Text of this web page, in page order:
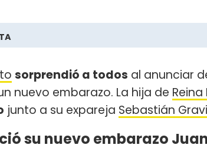
sorprendió a todos al anunciar
nuevo embarazo. La hija de Reina
junto a su expareja Sebastián
su nuevo embarazo